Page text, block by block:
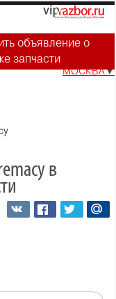
объявление о
запчасти
МОСКВА▼
в